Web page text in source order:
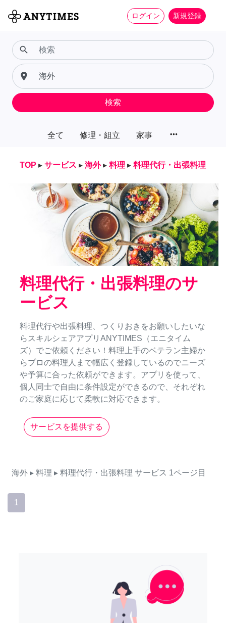
ログイン 新規登録
全て 修理・組立 家事 more_horiz
search
place
検索
TOP ▸ サービス ▸ 海外 ▸ 料理 ▸ 料理代行・出張料理
料理代行・出張料理のサ
ービス
料理代行や出張料理、つくりおきをお願いしたいな
らスキルシェアアプリANYTIMES（エニタイム
ズ）でご依頼ください！料理上手のベテラン主婦か
らプロの料理人まで幅広く登録しているのでニーズ
や予算に合った依頼ができます。アプリを使って、
個人同士で自由に条件設定ができるので、それぞれ
のご家庭に応じて柔軟に対応できます。
サービスを提供する
海外 ▸ 料理 ▸ 料理代行・出張料理 サービス 1ページ目
1